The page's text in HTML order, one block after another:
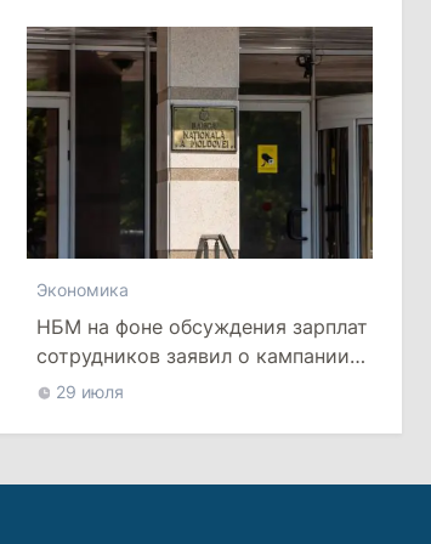
Экономика
НБМ на фоне обсуждения зарплат
сотрудников заявил о кампании
по дискредитации учреждения
29 июля